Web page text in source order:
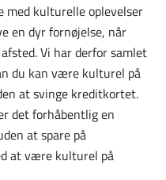
med kulturelle oplevelser
en dyr fornøjelse, når
Vi har derfor samlet
du kan være kulturel på
at svinge kreditkortet.
det forhåbentlig en
at spare på
at være kulturel på